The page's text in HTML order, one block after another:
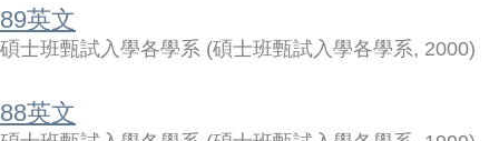
89英文
碩士班甄試入學各學系 (碩士班甄試入學各學系, 2000)
88英文